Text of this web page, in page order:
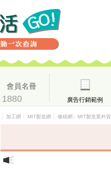
會員名冊
1880 廣告行銷範例
加工網 MIT製造網 修繕網 MIT製造業外